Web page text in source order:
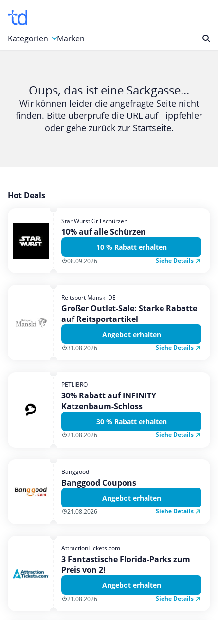
Kategorien
Bücher & Magazine
Computer & Elektronik
Entertainment & Media
Garten, Haushalt & Tiere
Mobilfunk & Internet
Mode & Accessoires
Shopping
Urlaub & Reise
Marken
Oups, das ist eine Sackgasse...
Wir können leider die angefragte Seite nicht
finden. Bitte überprüfe die URL auf Tippfehler
oder gehe zurück zur Startseite.
Hot Deals
Star Wurst Grillschürzen
10% auf alle Schürzen
10 % Rabatt erhalten
08.09.2026 Siehe Details
Reitsport Manski DE
Großer Outlet-Sale: Starke Rabatte
auf Reitsportartikel
Angebot erhalten
31.08.2026 Siehe Details
PETLIBRO
30% Rabatt auf INFINITY
Katzenbaum-Schloss
30 % Rabatt erhalten
21.08.2026 Siehe Details
Banggood
Banggood Coupons
Angebot erhalten
21.08.2026 Siehe Details
AttractionTickets.com
3 Fantastische Florida-Parks zum
Preis von 2!
Angebot erhalten
21.08.2026 Siehe Details